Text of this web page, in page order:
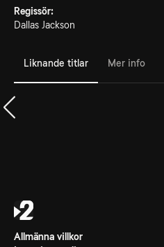
Regissör:
Dallas Jackson
Liknande titlar Mer info
Allmänna villkor